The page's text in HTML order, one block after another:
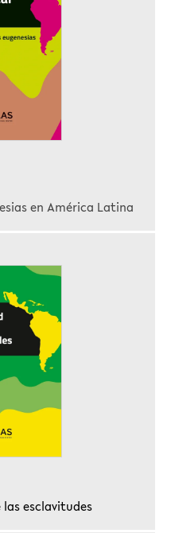
en América Latina
esclavitudes